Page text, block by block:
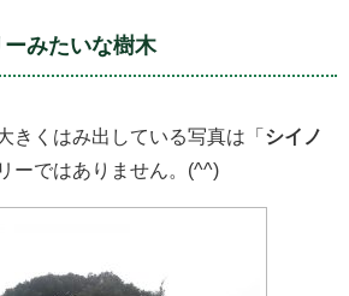
みたいな樹木
きくはみ出している写真は「 シイノ
ーではありません。(^^)